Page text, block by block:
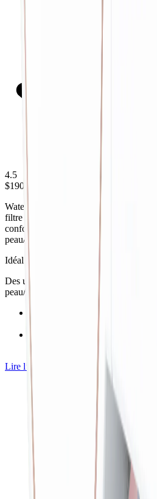
4.5
$190
WaterDrop Accessoire de lavage du
filtre à eau Bfc3 est un produit de
confort de l’eau sous la douche et les
peau/cheveux.
Idéal pour
Des utilisateurs axés sur la qualité de
peau/les cheveux
+
Approche de filtration ciblée
Bon choix pour les foyers
l'odeur du chlore
Lire l’avis
Vérifier le prix